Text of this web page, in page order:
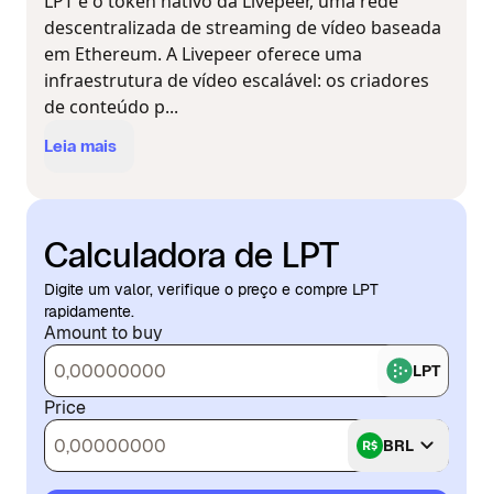
descentralizada de streaming de vídeo baseada
em Ethereum. A Livepeer oferece uma
infraestrutura de vídeo escalável: os criadores
de conteúdo p...
Leia mais
Calculadora de LPT
Digite um valor, verifique o preço e compre LPT
rapidamente.
Amount to buy
LPT
Price
BRL